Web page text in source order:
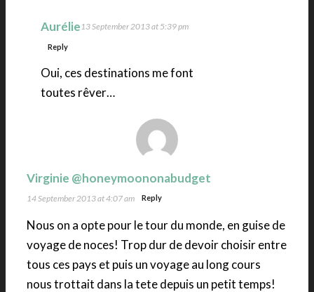
Aurélie13 September 2013 at 5:39 pm
Reply
Oui, ces destinations me font
toutes rêver…
Virginie @honeymoononabudget
14 September 2013 at 4:07 am Reply
Nous on a opte pour le tour du monde, en guise de
voyage de noces! Trop dur de devoir choisir entre
tous ces pays et puis un voyage au long cours
nous trottait dans la tete depuis un petit temps!